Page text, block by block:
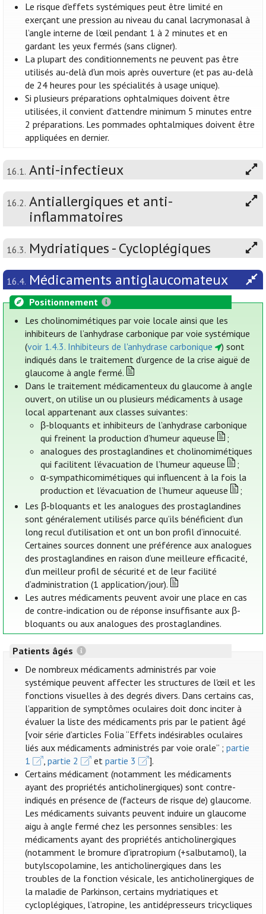
Le risque d'effets systémiques peut être limité en
exerçant une pression au niveau du canal lacrymonasal à
l’angle interne de l’œil pendant 1 à 2 minutes et en
gardant les yeux fermés (sans cligner).
La plupart des conditionnements ne peuvent pas être
utilisés au-delà d'un mois après ouverture (et pas au-delà
de 24 heures pour les spécialités à usage unique).
Si plusieurs préparations ophtalmiques doivent être
utilisées, il convient d’attendre minimum 5 minutes entre
2 préparations. Les pommades ophtalmiques doivent être
appliquées en dernier.
16.1. Anti-infectieux
16.2. Antiallergiques et anti-
inflammatoires
16.3. Mydriatiques - Cycloplégiques
16.4. Médicaments antiglaucomateux
Positionnement
Les cholinomimétiques par voie locale ainsi que les
inhibiteurs de l’anhydrase carbonique par voie systémique
(voir 1.4.3. Inhibiteurs de l'anhydrase carbonique
) sont
indiqués dans le traitement d’urgence de la crise aiguë de
glaucome à angle fermé.
Dans le traitement médicamenteux du glaucome à angle
ouvert, on utilise un ou plusieurs médicaments à usage
local appartenant aux classes suivantes:
β-bloquants et inhibiteurs de l’anhydrase carbonique
qui freinent la production d’humeur aqueuse
;
analogues des prostaglandines et cholinomimétiques
qui facilitent l’évacuation de l’humeur aqueuse
;
α-sympathicomimétiques qui influencent à la fois la
production et l’évacuation de l’humeur aqueuse
;
Les β-bloquants et les analogues des prostaglandines
sont généralement utilisés parce qu’ils bénéficient d’un
long recul d’utilisation et ont un bon profil d’innocuité.
Certaines sources donnent une préférence aux analogues
des prostaglandines en raison d’une meilleure efficacité,
d’un meilleur profil de sécurité et de leur facilité
d’administration (1 application/jour).
Les autres médicaments peuvent avoir une place en cas
de contre-indication ou de réponse insuffisante aux β-
bloquants ou aux analogues des prostaglandines.
Patients âgés
De nombreux médicaments administrés par voie
systémique peuvent affecter les structures de l'œil et les
fonctions visuelles à des degrés divers. Dans certains cas,
l’apparition de symptômes oculaires doit donc inciter à
évaluer la liste des médicaments pris par le patient âgé
[voir série d’articles Folia “Effets indésirables oculaires
liés aux médicaments administrés par voie orale” ;partie
1
,partie 2 etpartie 3
].
Certains médicament (notamment les médicaments
ayant des propriétés anticholinergiques) sont contre-
indiqués en présence de (facteurs de risque de) glaucome.
Les médicaments suivants peuvent induire un glaucome
aigu à angle fermé chez les personnes sensibles: les
médicaments ayant des propriétés anticholinergiques
(notamment le bromure d'ipratropium (+salbutamol), la
butylscopolamine, les anticholinergiques dans les
troubles de la fonction vésicale, les anticholinergiques de
la maladie de Parkinson, certains mydriatiques et
cycloplégiques, l’atropine, les antidépresseurs tricycliques